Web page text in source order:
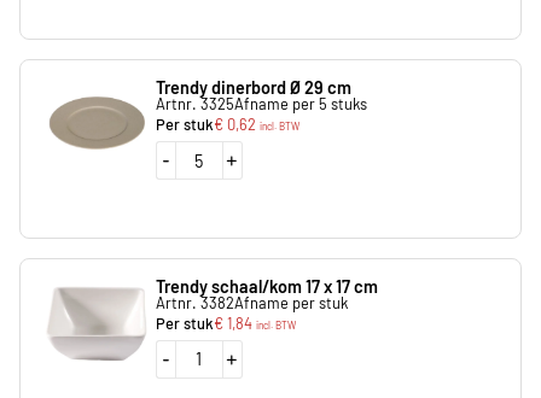
Trendy dinerbord Ø 29 cm
Artnr. 3325Afname per 5 stuks
Per stuk€ 0,62 incl. BTW
- +
Trendy schaal/kom 17 x 17 cm
Artnr. 3382Afname per stuk
Per stuk€1,84 incl. BTW
- +